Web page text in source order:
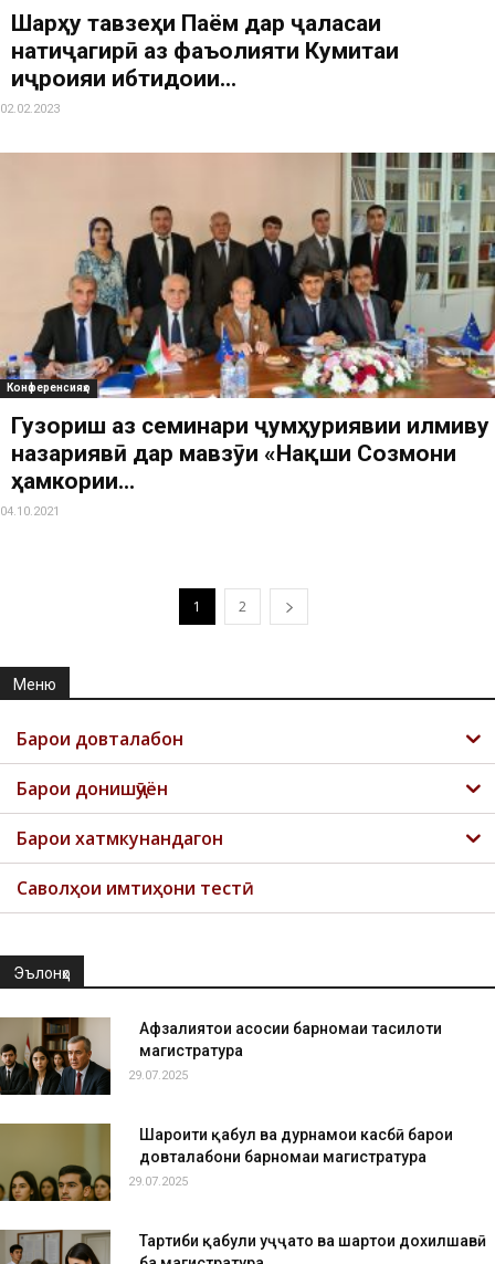
Шарҳу тавзеҳи Паём дар ҷаласаи
натиҷагирӣ аз фаъолияти Кумитаи
иҷроияи ибтидоии...
02.02.2023
Конференсияҳо
Гузориш аз семинари ҷумҳуриявии илмиву
назариявӣ дар мавзӯи «Нақши Созмони
ҳамкории...
04.10.2021
1 2
Меню
Барои довталабон
Барои донишҷӯён
Барои хатмкунандагон
Саволҳои имтиҳони тестӣ
Эълонҳо
Афзалиятҳои асосии барномаи таҳсилоти
магистратура
29.07.2025
Шароити қабул ва дурнамои касбӣ барои
довталабони барномаи магистратура
29.07.2025
Тартиби қабули ҳуҷҷатҳо ва шартҳои дохилшавӣ